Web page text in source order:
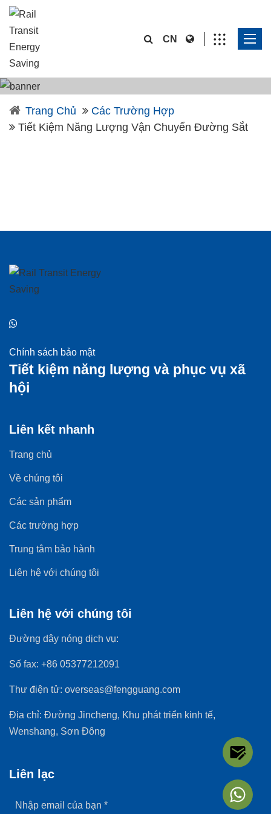
CN
Trang Chủ
Các Trường Hợp
Tiết Kiệm Năng Lượng Vận Chuyển Đường Sắt
Chính sách bảo mật
Tiết kiệm năng lượng và phục vụ xã
hội
Liên kết nhanh
Trang chủ
Về chúng tôi
Các sản phẩm
Các trường hợp
Trung tâm bảo hành
Liên hệ với chúng tôi
Liên hệ với chúng tôi
Đường dây nóng dịch vụ:
Số fax: +86 05377212091
Thư điện tử: overseas@fengguang.com
Địa chỉ: Đường Jincheng, Khu phát triển kinh tế,
Wenshang, Sơn Đông
Liên lạc